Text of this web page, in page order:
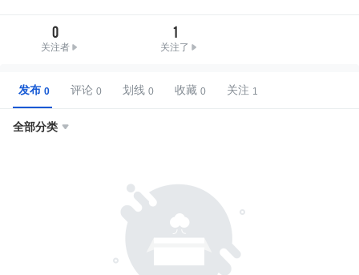
0
关注者
1
关注了
发布 评论 划线 收藏 关注
全部分类 